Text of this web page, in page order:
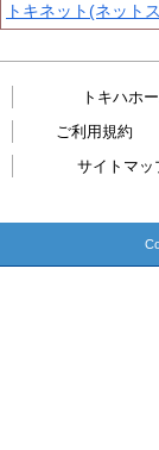
トキネット(ネット
トキハホ
ご利用規約
サイトマッ